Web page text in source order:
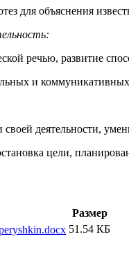
объяснения
речью, развитие
и коммуникативных
деятельности,
цели,
Размер
51.54 КБ